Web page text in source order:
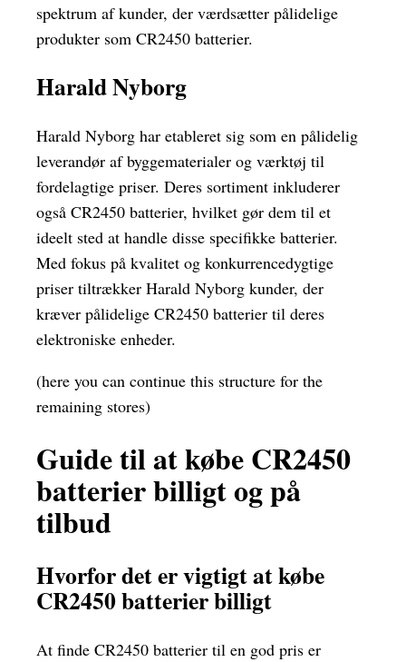
spektrum af kunder, der værdsætter pålidelige
produkter som CR2450 batterier.
Harald Nyborg
Harald Nyborg har etableret sig som en pålidelig
leverandør af byggematerialer og værktøj til
fordelagtige priser. Deres sortiment inkluderer
også CR2450 batterier, hvilket gør dem til et
ideelt sted at handle disse specifikke batterier.
Med fokus på kvalitet og konkurrencedygtige
priser tiltrækker Harald Nyborg kunder, der
kræver pålidelige CR2450 batterier til deres
elektroniske enheder.
(here you can continue this structure for the
remaining stores)
Guide til at købe CR2450
batterier billigt og på
tilbud
Hvorfor det er vigtigt at købe
CR2450 batterier billigt
At finde CR2450 batterier til en god pris er